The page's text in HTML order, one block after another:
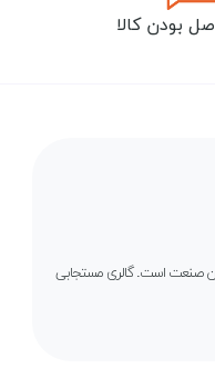
بودن کالا
این صنعت است. گالری مستجابی